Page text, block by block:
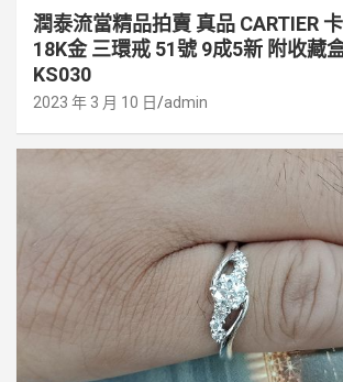
潤泰流當精品拍賣 真品 CARTIER
18K金 三環戒 51號 9成5新 附收藏
KS030
2023 年 3 月 10 日 admin